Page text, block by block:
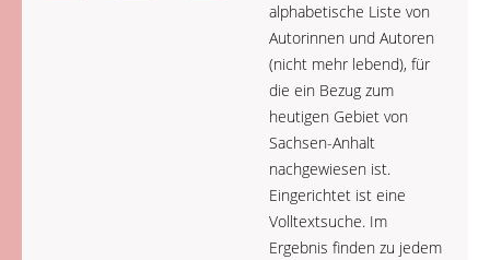
alphabetische Liste von
Autorinnen und Autoren
(nicht mehr lebend), für
die ein Bezug zum
heutigen Gebiet von
Sachsen-Anhalt
nachgewiesen ist.
Eingerichtet ist eine
Volltextsuche. Im
Ergebnis finden zu jedem